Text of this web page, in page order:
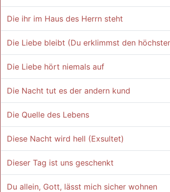
Die ihr im Haus des Herrn steht
Die Liebe bleibt (Du erklimmst den
Die Liebe hört niemals auf
Die Nacht tut es der andern kund
Die Quelle des Lebens
Diese Nacht wird hell (Exsultet)
Dieser Tag ist uns geschenkt
Du allein, Gott, lässt mich sicher wohnen